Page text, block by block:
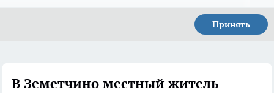
Принять
В Земетчино местный житель